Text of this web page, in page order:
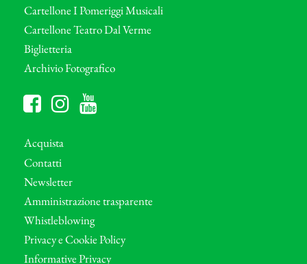
Cartellone I Pomeriggi Musicali
Cartellone Teatro Dal Verme
Biglietteria
Archivio Fotografico
Acquista
Contatti
Newsletter
Amministrazione trasparente
Whistleblowing
Privacy e Cookie Policy
Informative Privacy